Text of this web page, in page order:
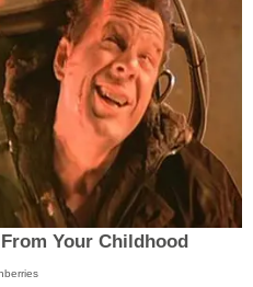
Your Childhood